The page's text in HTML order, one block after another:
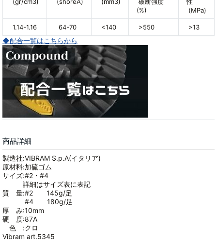
(%)
(MPa)
1.14-1.16 64-70 <140 >550 >13
◆配合一覧はこちらから
商品詳細
製造社:VIBRAM S.p.A(イタリア)
原材料:加硫ゴム
サイズ:#2・#4
詳細はサイズ表に表記
質 量:#2 145g/足
#4 180g/足
厚 み:10mm
硬 度:87A
色 :クロ
Vibram art.5345